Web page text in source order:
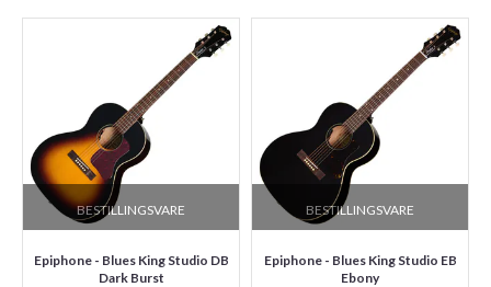
BESTILLINGSVARE
Epiphone - Blues King Studio DB
Dark Burst
BESTILLINGSVARE
Epiphone - Blues King Studio EB
Ebony